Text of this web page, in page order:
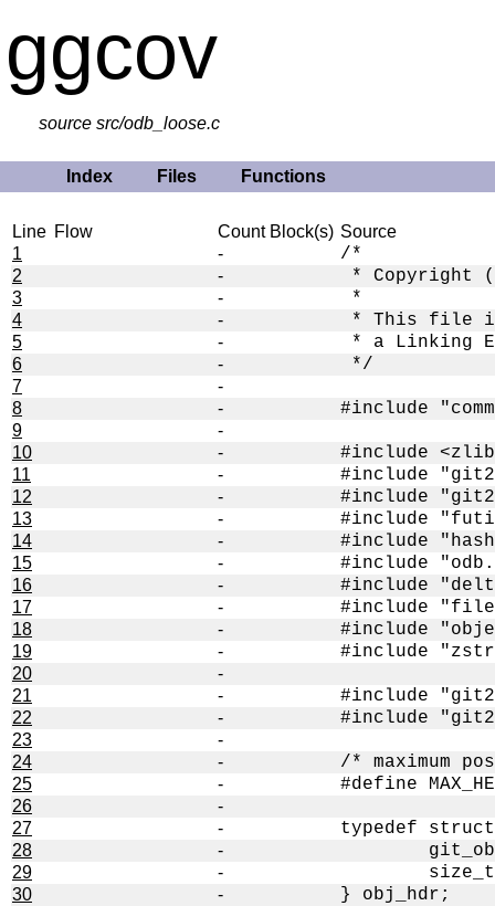
ggcov
source src/odb_loose.c
Index Files Functions
Line Flow Count Block(s) Source
1
-
2
-
3
-
4
-
5
-
6
-
7
-
8
-
9
-
10
-
11
-
12
-
13
-
14
-
15
-
16
-
17
-
18
-
19
-
20
-
21
-
22
-
23
-
24
-
25
-
26
-
27
-
28
-
29
-
30
-